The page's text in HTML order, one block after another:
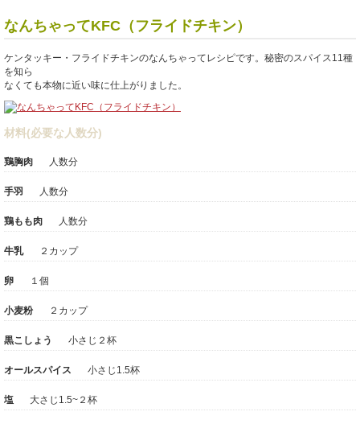
なんちゃってKFC（フライドチキン）
ケンタッキー・フライドチキンのなんちゃってレシピです。秘密のスパイス11種
を知ら
なくても本物に近い味に仕上がりました。
材料(必要な人数分)
鶏胸肉 人数分
手羽 人数分
鶏もも肉 人数分
牛乳 ２カップ
卵 １個
小麦粉 ２カップ
黒こしょう 小さじ２杯
オールスパイス 小さじ1.5杯
塩 大さじ1.5~２杯